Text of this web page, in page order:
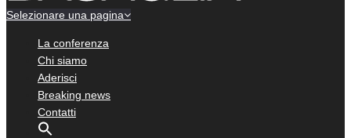
Selezionare una pagina
La conferenza
Chi siamo
Aderisci
Breaking news
Contatti